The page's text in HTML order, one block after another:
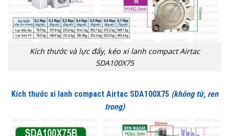
Kích thước và lực đẩy, kéo xi lanh compact Airtac
SDA100X75
Kích thước xi lanh compact Airtac SDA100X75(không từ, ren
trong)